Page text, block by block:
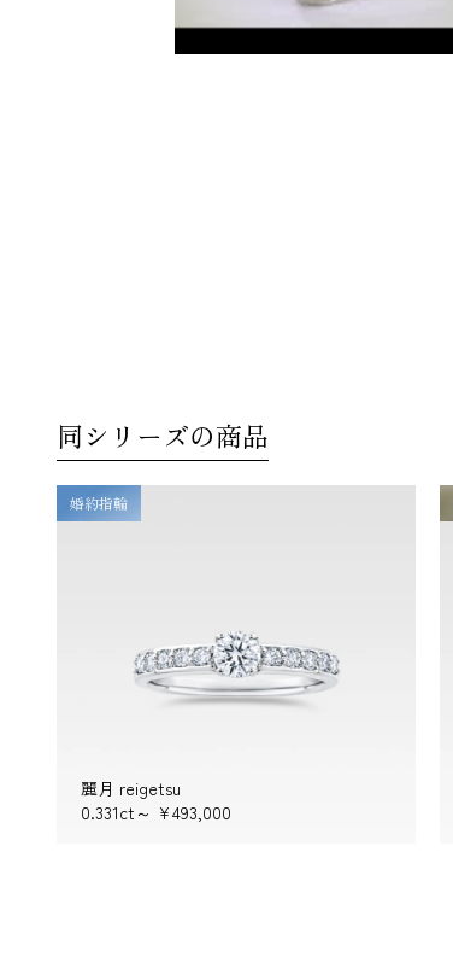
同シリーズの商品
婚約指輪
麗月 reigetsu
0.331ct～ ¥493,000